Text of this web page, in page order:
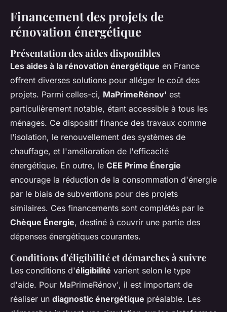
Financement des projets de
rénovation énergétique
Présentation des aides disponibles
Les aides à la rénovation énergétique en France
offrent diverses solutions pour alléger le coût des
projets. Parmi celles-ci, MaPrimeRénov' est
particulièrement notable, étant accessible à tous les
ménages. Ce dispositif finance des travaux comme
l'isolation, le renouvellement des systèmes de
chauffage, et l'amélioration de l'efficacité
énergétique. En outre, le CEE Prime Énergie
encourage la réduction de la consommation d'énergie
par le biais de subventions pour des projets
similaires. Ces financements sont complétés par le
Chèque Énergie, destiné à couvrir une partie des
dépenses énergétiques courantes.
Conditions d'éligibilité et démarches à suivre
Les conditions d'éligibilité varient selon le type
d'aide. Pour MaPrimeRénov', il est important de
réaliser un diagnostic énergétique préalable. Les